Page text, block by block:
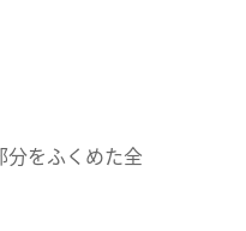
をふくめた全